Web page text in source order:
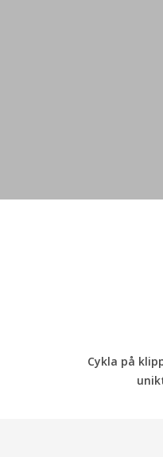
Cykla på